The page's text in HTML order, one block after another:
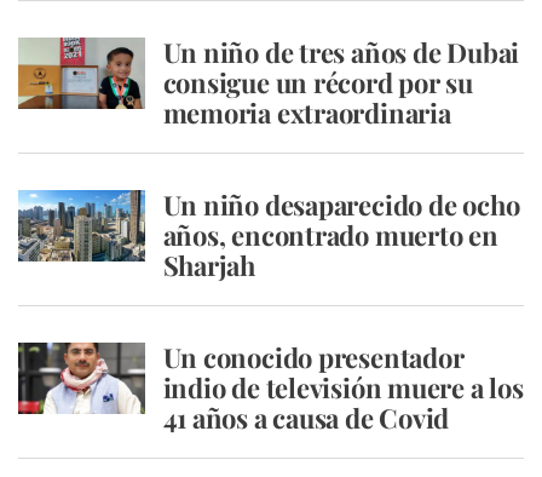
Un niño de tres años de Dubai
consigue un récord por su
memoria extraordinaria
Un niño desaparecido de ocho
años, encontrado muerto en
Sharjah
Un conocido presentador
indio de televisión muere a los
41 años a causa de Covid